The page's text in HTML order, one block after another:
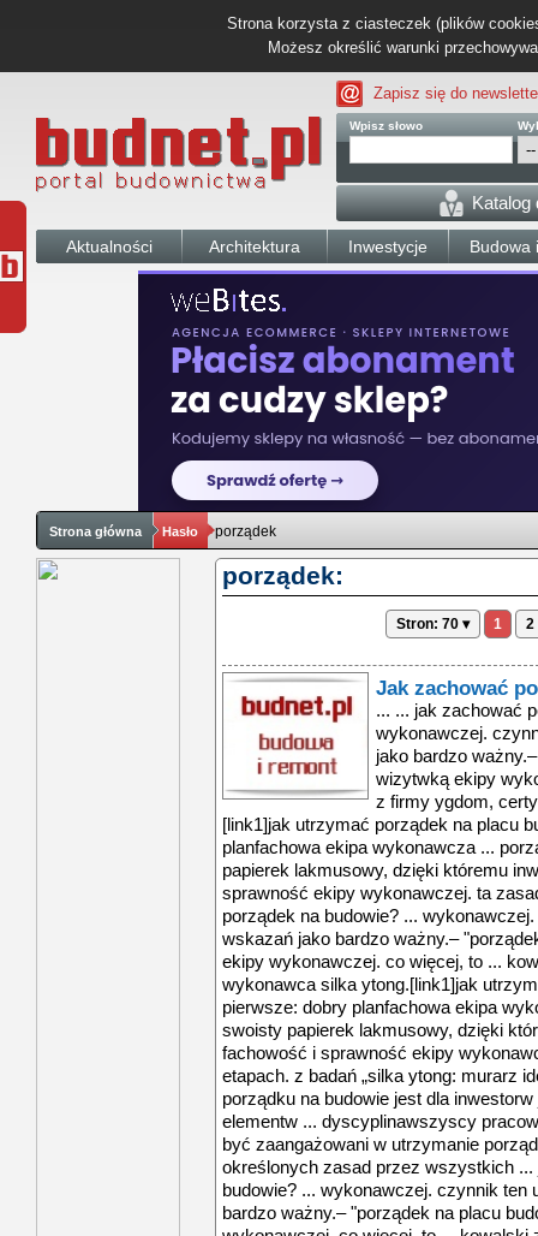
Strona korzysta z ciasteczek (plików
Możesz określić warunki
Zapisz się do
Wpisz słowo
Katalog
Aktualności Architektura Inwestycje Budowa
Strona główna Hasło porządek
porządek:
Stron: 70 ▾ 1 2
Jak zachować
... ... jak zachować porządek na budowie? ... wykonawczej. czynnik ten uzyskał aż 77 proc. wskazań jako bardzo ważny.– "porządek na placu budowy jest wizytwką ekipy wykonawczej. co więcej, to ... kowalski z firmy ygdom, certyfikowany wykonawca silka ytong.[link1]jak utrzymać porządek na placu budowy?po pierwsze: dobry planfachowa ekipa wykonawcza ... porządek na budowie to swoisty papierek lakmusowy, dzięki któremu inwestor może ocenić fachowość i sprawność ekipy wykonawczej. ta zasada dotyczy każdej ... jak zachować porządek na budowie? ... wykonawczej. czynnik ten uzyskał aż 77 proc. wskazań jako bardzo ważny.– "porządek na placu budowy jest wizytwką ekipy wykonawczej. co więcej, to ... kowalski z firmy ygdom, certyfikowany wykonawca silka ytong.[link1]jak utrzymać porządek na placu budowy?po pierwsze: dobry planfachowa ekipa wykonawcza ... porządek na budowie to swoisty papierek lakmusowy, dzięki któremu inwestor może ocenić fachowość i sprawność ekipy wykonawczej. ta zasada dotyczy każdej ... etapach. z badań „silka ytong: murarz idealny” wynika, że gwarancja porządku na budowie jest dla inwestorw jednym z bardziej istotnych elementw ... dyscyplinawszyscy pracownicy firmy wykonawczej powinni być zaangażowani w utrzymanie porządku na budowie. przestrzeganie określonych zasad przez wszystkich ... jak zachować porządek na budowie? ... wykonawczej. czynnik ten uzyskał aż 77 proc. wskazań jako bardzo ważny.– "porządek na placu budowy jest wizytwką ekipy wykonawczej. co więcej, to ... kowalski z firmy ygdom, certyfikowany wykonawca silka ytong.[link1]jak utrzymać porządek na placu budowy?po pierwsze: dobry planfachowa ekipa wykonawcza ... porządek na budowie to swoisty papierek lakmusowy, dzięki któremu inwestor może ocenić fachowość i sprawność ekipy wykonawczej. ta zasada dotyczy każdej ... etapach. z badań „silka ytong: murarz idealny” wynika, że gwarancja porządku na budowie jest dla inwestorw jednym z bardziej istotnych elementw ... dyscyplinawszyscy pracownicy firmy wykonawczej powinni być zaangażowani w utrzymanie porządku na budowie. przestrzeganie określonych zasad przez wszystkich ... jak zachować porządek na budowie? ... wykonawczej. czynnik ten uzyskał aż 77 proc. wskazań jako bardzo ważny.– "porządek na placu budowy jest wizytwką ekipy wykonawczej. co więcej, to ... kowalski z firmy ygdom, certyfikowany wykonawca silka ytong.[link1]jak utrzymać porządek na placu budowy?po pierwsze: dobry planfachowa ekipa wykonawcza ... porządek na budowie to swoisty papierek lakmusowy, dzięki któremu inwestor może ocenić fachowość i sprawność ekipy wykonawczej. ta zasada dotyczy każdej ... etapach. z badań „silka ytong: murarz idealny” wynika, że gwarancja porządku na budowie jest dla inwestorw jednym z bardziej istotnych elementw ... dyscyplinawszyscy pracownicy firmy wykonawczej powinni być zaangażowani w utrzymanie porządku na budowie. przestrzeganie określonych zasad przez wszystkich ... jak zachować porządek na budowie? ... wykonawczej. czynnik ten uzyskał aż 77 proc. wskazań jako bardzo ważny.– "porządek na placu budowy jest wizytwką ekipy wykonawczej. co więcej, to ... kowalski z firmy ygdom, certyfikowany wykonawca silka ytong.[link1]jak utrzymać porządek na placu budowy?po pierwsze: dobry planfachowa ekipa wykonawcza ... porządek na budowie to swoisty papierek lakmusowy, dzięki któremu inwestor może ocenić fachowość i sprawność ekipy wykonawczej. ta zasada dotyczy każdej ... etapach. z badań „silka ytong: murarz idealny” wynika, że gwarancja porządku na budowie jest dla inwestorw jednym z bardziej istotnych elementw ... dyscyplinawszyscy pracownicy firmy wykonawczej powinni być zaangażowani w utrzymanie porządku na budowie. przestrzeganie określonych zasad przez wszystkich ... jak zachować porządek na budowie? ... wykonawczej. czynnik ten uzyskał aż 77 proc. wskazań jako bardzo ważny.– "porządek na placu budowy jest wizytwką ekipy wykonawczej. co więcej, to ... kowalski z firmy ygdom, certyfikowany wykonawca silka ytong.[link1]jak utrzymać porządek na placu budowy?po pierwsze: dobry planfachowa ekipa wykonawcza ... porządek na budowie to swoisty papierek lakmusowy, dzięki któremu inwestor może ocenić fachowość i sprawność ekipy wykonawczej. ta zasada dotyczy każdej ... etapach. z badań „silka ytong: murarz idealny” wynika, że gwarancja porządku na budowie jest dla inwestorw jednym z bardziej istotnych elementw ... dyscyplinawszyscy pracownicy firmy wykonawczej powinni być